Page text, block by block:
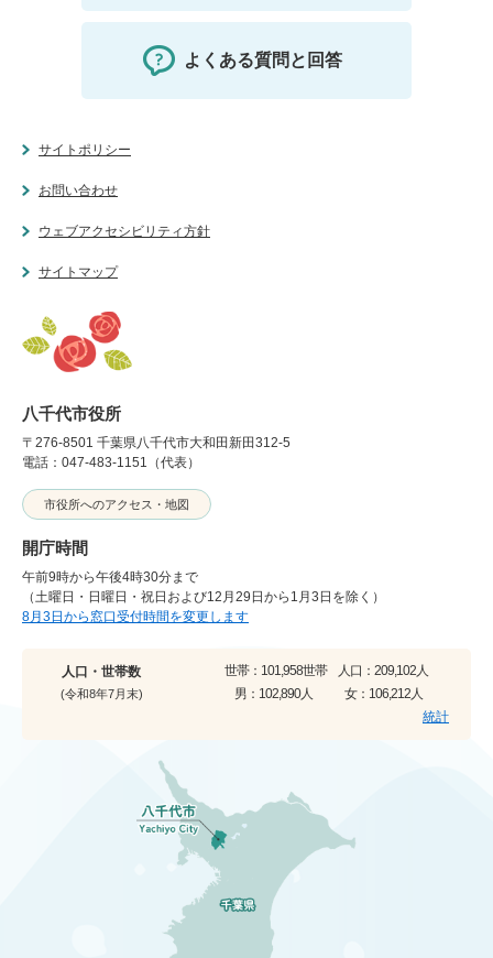
よくある質問と回答
サイトポリシー
お問い合わせ
ウェブアクセシビリティ方針
サイトマップ
八千代市役所
〒276-8501 千葉県八千代市大和田新田312-5
電話：047-483-1151（代表）
市役所へのアクセス・地図
開庁時間
午前9時から午後4時30分まで
（土曜日・日曜日・祝日および12月29日から1月3日を除く）
8月3日から窓口受付時間を変更します
人口・世帯数
(令和8年7月末)
世帯： 101,958世帯 人口： 209,102人
男： 102,890人 女： 106,212人
統計